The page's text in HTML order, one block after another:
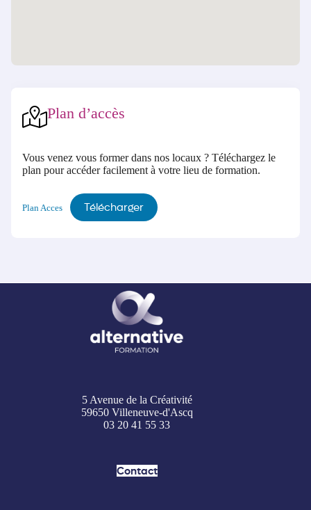
Plan d’accès
Vous venez vous former dans nos locaux ? Téléchargez le
plan pour accéder facilement à votre lieu de formation.
Plan Acces Télécharger
5 Avenue de la Créativité
59650 Villeneuve-d'Ascq
03 20 41 55 33
Contact